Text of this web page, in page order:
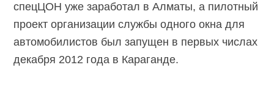
спецЦОН уже заработал в Алматы, а пилотный
проект организации службы одного окна для
автомобилистов был запущен в первых числах
декабря 2012 года в Караганде.